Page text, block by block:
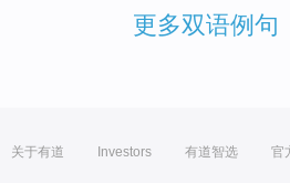
更多双语例句
关于有道 Investors 有道智选 官